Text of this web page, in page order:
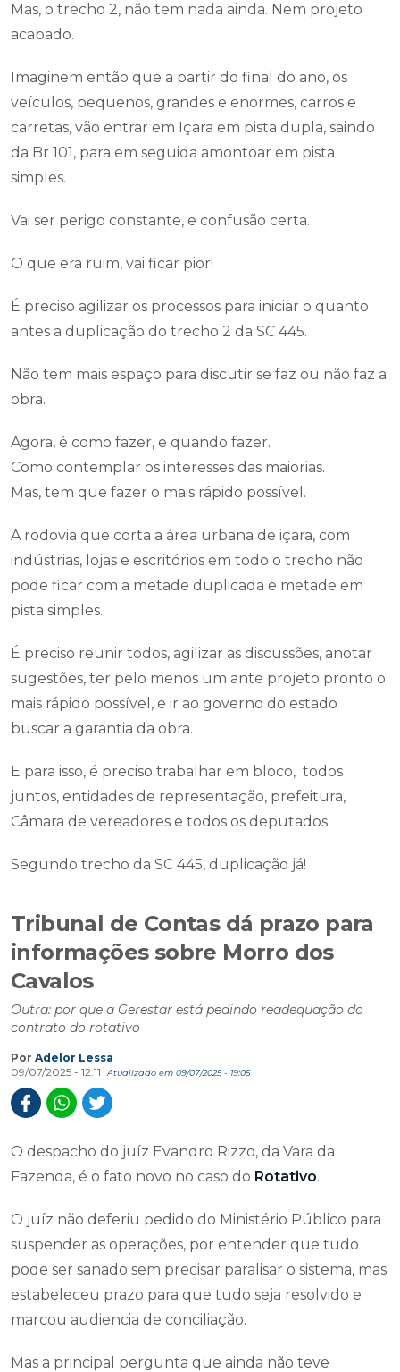
Mas, o trecho 2, não tem nada ainda. Nem projeto
acabado.
Imaginem então que a partir do final do ano, os
veículos, pequenos, grandes e enormes, carros e
carretas, vão entrar em Içara em pista dupla, saindo
da Br 101, para em seguida amontoar em pista
simples.
Vai ser perigo constante, e confusão certa.
O que era ruim, vai ficar pior!
É preciso agilizar os processos para iniciar o quanto
antes a duplicação do trecho 2 da SC 445.
Não tem mais espaço para discutir se faz ou não faz a
obra.
Agora, é como fazer, e quando fazer.
Como contemplar os interesses das maiorias.
Mas, tem que fazer o mais rápido possível.
A rodovia que corta a área urbana de içara, com
indústrias, lojas e escritórios em todo o trecho não
pode ficar com a metade duplicada e metade em
pista simples.
É preciso reunir todos, agilizar as discussões, anotar
sugestões, ter pelo menos um ante projeto pronto o
mais rápido possível, e ir ao governo do estado
buscar a garantia da obra.
E para isso, é preciso trabalhar em bloco, todos
juntos, entidades de representação, prefeitura,
Câmara de vereadores e todos os deputados.
Segundo trecho da SC 445, duplicação já!
Tribunal de Contas dá prazo para
informações sobre Morro dos
Cavalos
Outra: por que a Gerestar está pedindo readequação do
contrato do rotativo
Por Adelor Lessa
09/07/2025 - 12:11
Atualizado em 09/07/2025 - 19:05
O despacho do juíz Evandro Rizzo, da Vara da
Fazenda, é o fato novo no caso do Rotativo.
O juíz não deferiu pedido do Ministério Público para
suspender as operações, por entender que tudo
pode ser sanado sem precisar paralisar o sistema, mas
estabeleceu prazo para que tudo seja resolvido e
marcou audiencia de conciliação.
Mas a principal pergunta que ainda não teve